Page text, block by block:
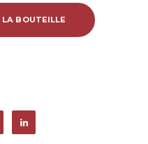
LA BOUTEILLE